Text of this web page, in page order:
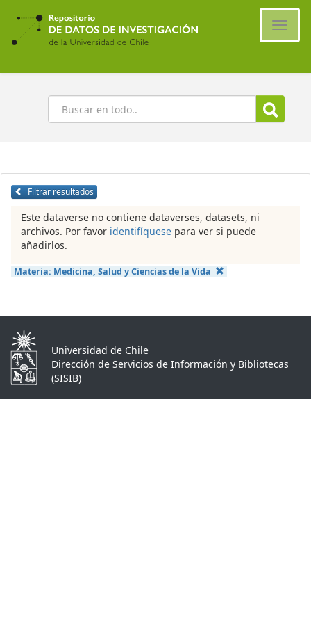
Ir
contenido
principal
Buscar
Filtrar resultados
Este dataverse no contiene dataverses, datasets, ni
archivos. Por favor identifíquese para ver si puede
añadirlos.
Materia: Medicina, Salud y Ciencias de la Vida
Universidad de Chile
Dirección de Servicios de Información y Bibliotecas
(SISIB)